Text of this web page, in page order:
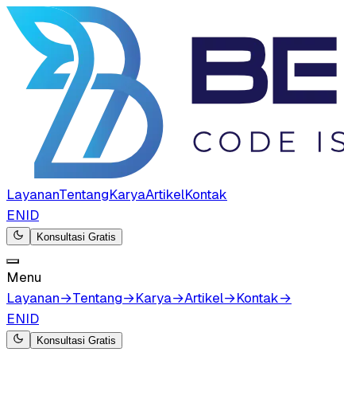
LayananTentangKaryaArtikelKontak
ENID
Konsultasi Gratis
Menu
Layanan→Tentang→Karya→Artikel→Kontak→
ENID
Konsultasi Gratis